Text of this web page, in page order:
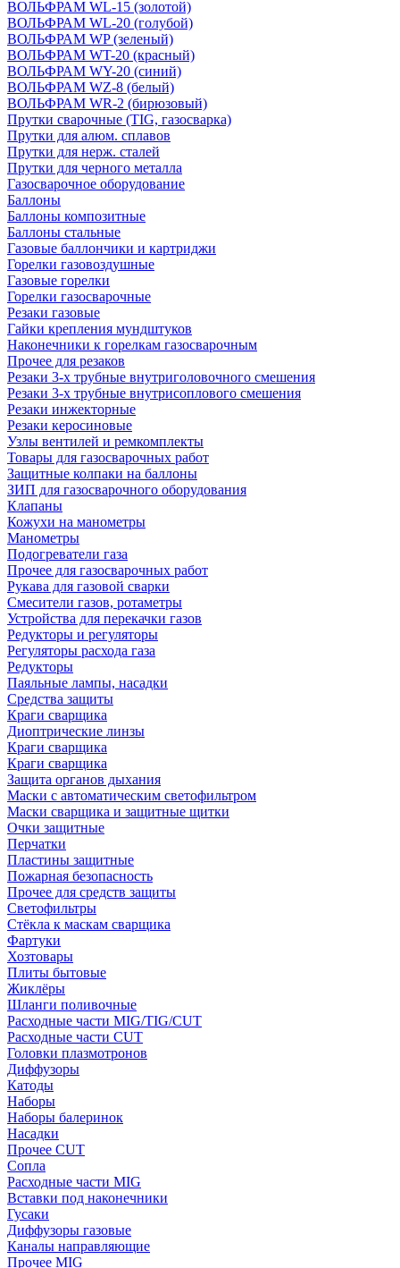
ВОЛЬФРАМ WL-15 (золотой)
ВОЛЬФРАМ WL-20 (голубой)
ВОЛЬФРАМ WP (зеленый)
ВОЛЬФРАМ WT-20 (красный)
ВОЛЬФРАМ WY-20 (синий)
ВОЛЬФРАМ WZ-8 (белый)
ВОЛЬФРАМ WR-2 (бирюзовый)
Прутки сварочные (TIG, газосварка)
Прутки для алюм. сплавов
Прутки для нерж. сталей
Прутки для черного металла
Газосварочное оборудование
Баллоны
Баллоны композитные
Баллоны стальные
Газовые баллончики и картриджи
Горелки газовоздушные
Газовые горелки
Горелки газосварочные
Резаки газовые
Гайки крепления мундштуков
Наконечники к горелкам газосварочным
Прочее для резаков
Резаки 3-х трубные внутриголовочного смешения
Резаки 3-х трубные внутрисоплового смешения
Резаки инжекторные
Резаки керосиновые
Узлы вентилей и ремкомплекты
Товары для газосварочных работ
Защитные колпаки на баллоны
ЗИП для газосварочного оборудования
Клапаны
Кожухи на манометры
Манометры
Подогреватели газа
Прочее для газосварочных работ
Рукава для газовой сварки
Смесители газов, ротаметры
Устройства для перекачки газов
Редукторы и регуляторы
Регуляторы расхода газа
Редукторы
Паяльные лампы, насадки
Средства защиты
Краги сварщика
Диоптрические линзы
Краги сварщика
Краги сварщика
Защита органов дыхания
Маски с автоматическим светофильтром
Маски сварщика и защитные щитки
Очки защитные
Перчатки
Пластины защитные
Пожарная безопасность
Прочее для средств защиты
Светофильтры
Стёкла к маскам сварщика
Фартуки
Хозтовары
Плиты бытовые
Жиклёры
Шланги поливочные
Расходные части MIG/TIG/CUT
Расходные части CUT
Головки плазмотронов
Диффузоры
Катоды
Наборы
Наборы балеринок
Насадки
Прочее CUT
Сопла
Расходные части MIG
Вставки под наконечники
Гусаки
Диффузоры газовые
Каналы направляющие
Прочее MIG